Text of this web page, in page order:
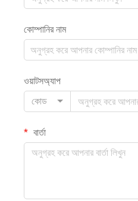
কোম্পানির নাম
ওয়াটসঅ্যাপ
কোড
বার্তা